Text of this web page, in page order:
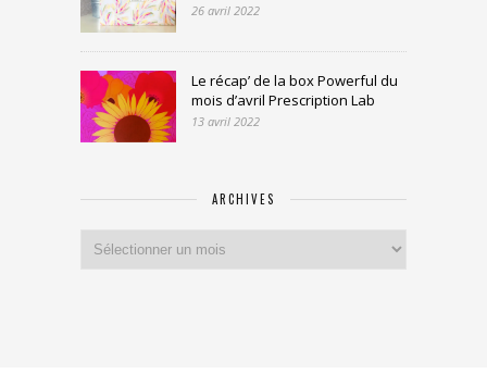
26 avril 2022
Le récap’ de la box Powerful du
mois d’avril Prescription Lab
13 avril 2022
ARCHIVES